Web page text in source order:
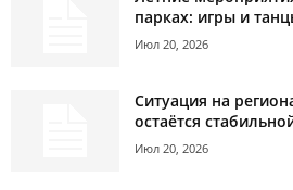
парках: игры и
Июл 20, 2026
Ситуация на
остаётся
Июл 20, 2026